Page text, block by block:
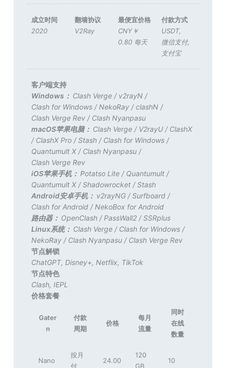
成立时间
2020
翻墙协议
V2Ray
最便宜价格
CNY￥
0.80 每天
付款方式
USDT,
微信支付,
支付宝
客户端支持
Windows： Clash Verge / v2rayN /
Clash for Windows / NekoRay /clashN /
Clash Verge Rev / Clash Nyanpasu
macOS苹果电脑： Clash Verge / V2rayU / ClashX
/ ClashX Pro /Stash / Clash for Windows /
Quantumult X / Clash Nyanpasu /
Clash Verge Rev
iOS苹果手机： Potatso Lite / Quantumult /
Quantumult X /Shadowrocket /Stash
Android安卓手机： v2rayNG /Surfboard /
Clash for Android / NekoBox for Android
路由器： OpenClash / PassWall2 /SSRplus
Linux系统： Clash Verge / Clash for Windows /
NekoRay / Clash Nyanpasu / Clash Verge Rev
节点解锁
ChatGPT, Disney+, Netflix, TikTok
节点特色
Clash, IEPL
价格套餐
Gater
n
付款
周期
价格
每月
流量
同时
在线
数量
Nano
按月
付
24.00
120
GB
10